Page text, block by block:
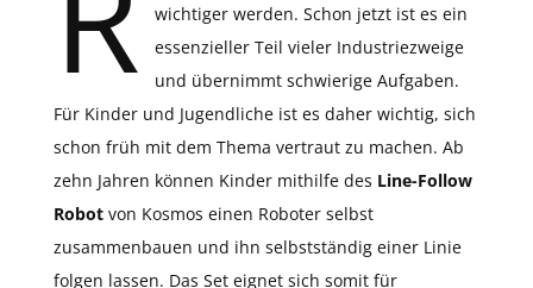
wichtiger werden. Schon jetzt ist es ein
essenzieller Teil vieler Industriezweige
und übernimmt schwierige Aufgaben.
Für Kinder und Jugendliche ist es daher wichtig, sich
schon früh mit dem Thema vertraut zu machen. Ab
zehn Jahren können Kinder mithilfe des Line-Follow
Robot von Kosmos einen Roboter selbst
zusammenbauen und ihn selbstständig einer Linie
folgen lassen. Das Set eignet sich somit für